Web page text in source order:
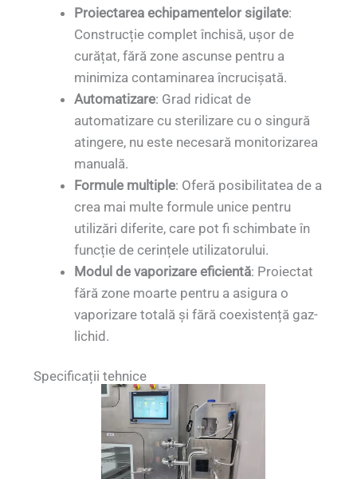
Proiectarea echipamentelor sigilate:
Construcție complet închisă, ușor de
curățat, fără zone ascunse pentru a
minimiza contaminarea încrucișată.
Automatizare: Grad ridicat de
automatizare cu sterilizare cu o singură
atingere, nu este necesară monitorizarea
manuală.
Formule multiple: Oferă posibilitatea de a
crea mai multe formule unice pentru
utilizări diferite, care pot fi schimbate în
funcție de cerințele utilizatorului.
Modul de vaporizare eficientă: Proiectat
fără zone moarte pentru a asigura o
vaporizare totală și fără coexistență gaz-
lichid.
Specificații tehnice